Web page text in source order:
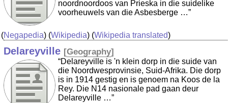
noordnoordoos van Prieska in die suidelike
voorheuwels van die Asbesberge …”
(Negapedia) (Wikipedia) (Wikipedia translated)
Delareyville [Geography]
“Delareyville is 'n klein dorp in die suide van
die Noordwesprovinsie, Suid-Afrika. Die dorp
is in 1914 gestig en is genoem na Koos de la
Rey. Die N14 nasionale pad gaan deur
Delareyville …”